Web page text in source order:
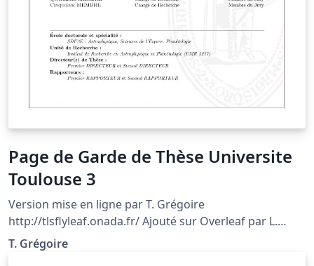
Page de Garde de Thèse Universite
Toulouse 3
Version mise en ligne par T. Grégoire
http://tlsflyleaf.onada.fr/ Ajouté sur Overleaf par L.
SIMON Voir la documentation complète sur
http://tlsflyleaf.onada.fr/
T. Grégoire